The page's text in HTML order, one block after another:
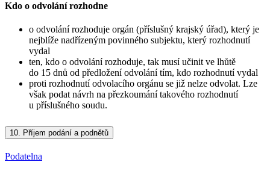
Kdo o odvolání rozhodne
o odvolání rozhoduje orgán (příslušný krajský úřad), který je
nejblíže nadřízeným povinného subjektu, který rozhodnutí
vydal
ten, kdo o odvolání rozhoduje, tak musí učinit ve lhůtě
do 15 dnů od předložení odvolání tím, kdo rozhodnutí vydal
proti rozhodnutí odvolacího orgánu se již nelze odvolat. Lze
však podat návrh na přezkoumání takového rozhodnutí
u příslušného soudu.
10. Příjem podání a podnětů
Podatelna